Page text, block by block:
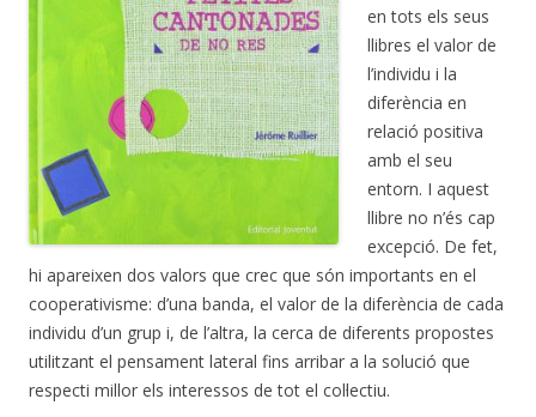
en tots els seus
llibres el valor de
l’individu i la
diferència en
relació positiva
amb el seu
entorn. I aquest
llibre no n’és cap
excepció. De fet,
hi apareixen dos valors que crec que són importants en el
cooperativisme: d’una banda, el valor de la diferència de cada
individu d’un grup i, de l’altra, la cerca de diferents propostes
utilitzant el pensament lateral fins arribar a la solució que
respecti millor els interessos de tot el col·lectiu.